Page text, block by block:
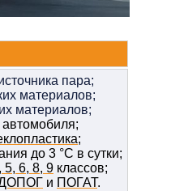
пара;
материалов;
материалов;
автомобиля;
;
до 3 °C в сутки;
5, 6, 8, 9 классов;
и ПОГАТ.